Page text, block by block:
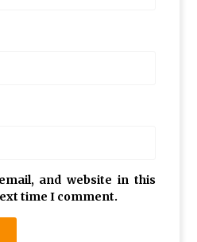
and website in this
time I comment.